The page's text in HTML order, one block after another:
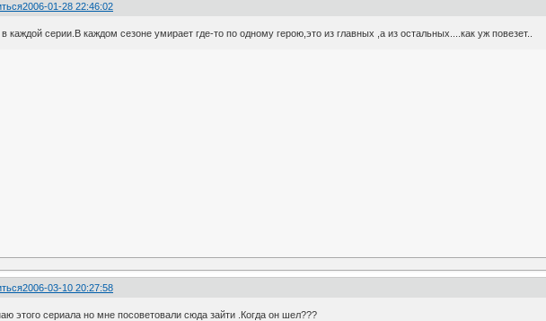
2006-01-28 22:46:02
каждой серии.В каждом сезоне умирает где-то по одному герою,это из главных ,а из остальных....как уж повезет..
2006-03-10 20:27:58
этого сериала но мне посоветовали сюда зайти .Когда он шел???